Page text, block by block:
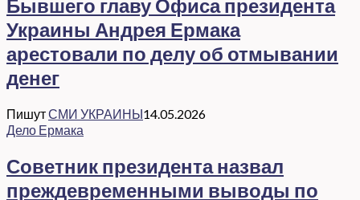
Бывшего главу Офиса президента
Украины Андрея Ермака
арестовали по делу об отмывании
денег
ПишутСМИ УКРАИНЫ14.05.2026
Дело Ермака
Советник президента назвал
преждевременными выводы по